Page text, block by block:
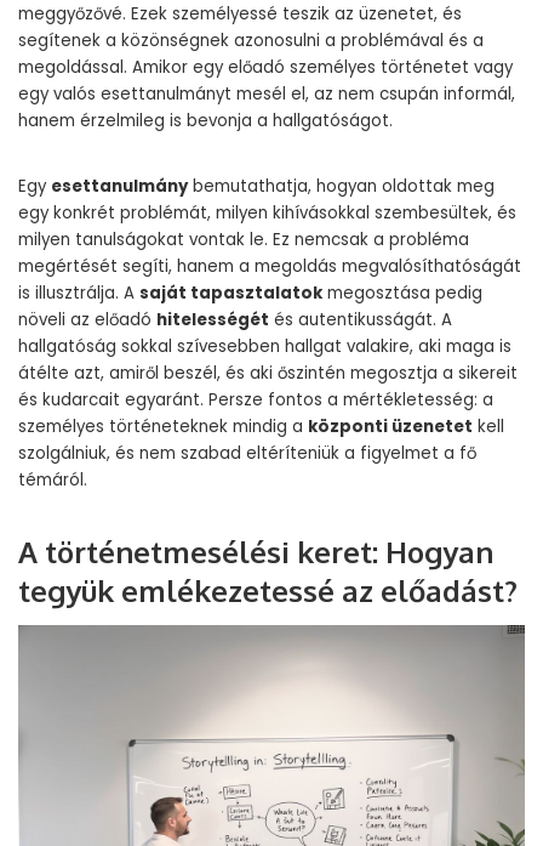
meggyőzővé. Ezek személyessé teszik az üzenetet, és
segítenek a közönségnek azonosulni a problémával és a
megoldással. Amikor egy előadó személyes történetet vagy
egy valós esettanulmányt mesél el, az nem csupán informál,
hanem érzelmileg is bevonja a hallgatóságot.
Egy esettanulmánybemutathatja, hogyan oldottak meg
egy konkrét problémát, milyen kihívásokkal szembesültek, és
milyen tanulságokat vontak le. Ez nemcsak a probléma
megértését segíti, hanem a megoldás megvalósíthatóságát
is illusztrálja. A saját tapasztalatok megosztása pedig
növeli az előadó hitelességét és autentikusságát. A
hallgatóság sokkal szívesebben hallgat valakire, aki maga is
átélte azt, amiről beszél, és aki őszintén megosztja a sikereit
és kudarcait egyaránt. Persze fontos a mértékletesség: a
személyes történeteknek mindig a központi üzenetet kell
szolgálniuk, és nem szabad eltéríteniük a figyelmet a fő
témáról.
A történetmesélési keret: Hogyan
tegyük emlékezetessé az előadást?